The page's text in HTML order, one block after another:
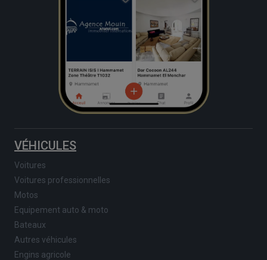
VÉHICULES
Voitures
Voitures professionnelles
Motos
Equipement auto & moto
Bateaux
Autres véhicules
Engins agricole